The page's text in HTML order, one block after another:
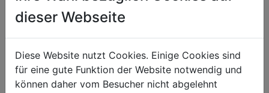
Obecné rozměry
Vyložení nástroje [mm]
125
Rozměry stolu [mm]
198 x 198
dieser Webseite
Diese Website nutzt Cookies. Einige Cookies sind
für eine gute Funktion der Website notwendig und
können daher vom Besucher nicht abgelehnt